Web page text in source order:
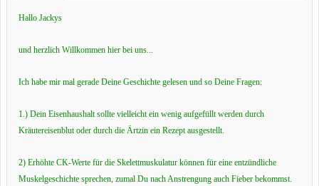
Hallo Jackys
und herzlich Willkommen hier bei uns...
Ich habe mir mal gerade Deine Geschichte gelesen und so Deine Fragen:
1.) Dein Eisenhaushalt sollte vielleicht ein wenig aufgefüllt werden durch
Kräutereisenblut oder durch die Ärtzin ein Rezept ausgestellt.
2) Erhöhte CK-Werte für die Skelettmuskulatur können für eine entzündliche
Muskelgeschichte sprechen, zumal Du nach Anstrengung auch Fieber bekommst.